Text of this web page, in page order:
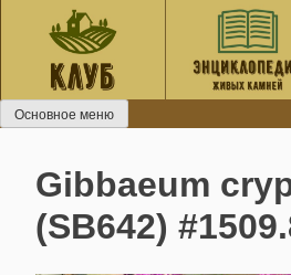
содержанию
Основное меню
Gibbaeum
(SB642)